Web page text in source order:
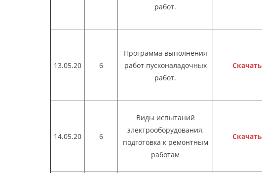
работ.
13.05.20 6
Программа выполнения
работ пусконаладочных
работ.
Скачать
14.05.20 6
Виды испытаний
электрооборудования,
подготовка к ремонтным
работам
Скачать